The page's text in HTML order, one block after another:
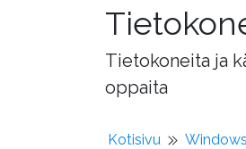
Tietokoneita ja
oppaita
Kotisivu